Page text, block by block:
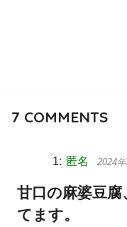
7 COMMENTS
匿名 2024
甘口の麻婆豆
てます。